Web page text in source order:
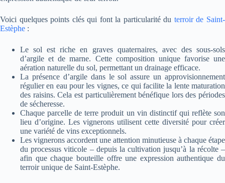
Voici quelques points clés qui font la particularité du terroir de Saint-
Estèphe :
Le sol est riche en graves quaternaires, avec des sous-sols
d’argile et de marne. Cette composition unique favorise une
aération naturelle du sol, permettant un drainage efficace.
La présence d’argile dans le sol assure un approvisionnement
régulier en eau pour les vignes, ce qui facilite la lente maturation
des raisins. Cela est particulièrement bénéfique lors des périodes
de sécheresse.
Chaque parcelle de terre produit un vin distinctif qui reflète son
lieu d’origine. Les vignerons utilisent cette diversité pour créer
une variété de vins exceptionnels.
Les vignerons accordent une attention minutieuse à chaque étape
du processus viticole – depuis la cultivation jusqu’à la récolte –
afin que chaque bouteille offre une expression authentique du
terroir unique de Saint-Estèphe.